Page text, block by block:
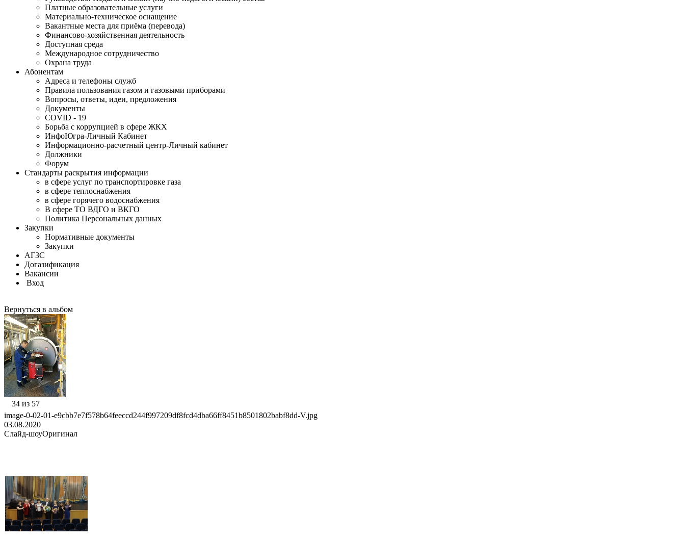
Платные образовательные услуги
Материально-техническое оснащение
Вакантные места для приёма (перевода)
Финансово-хозяйственная деятельность
Доступная среда
Международное сотрудничество
Охрана труда
Абонентам
Адреса и телефоны служб
Правила пользования газом и газовыми приборами
Вопросы, ответы, идеи, предложения
Документы
COVID - 19
Борьба с коррупцией в сфере ЖКХ
ИнфоЮгра-Личный Кабинет
Информационно-расчетный центр-Личный кабинет
Должники
Форум
Стандарты раскрытия информации
в сфере услуг по транспортировке газа
в сфере теплоснабжения
в сфере горячего водоснабжения
В сфере ТО ВДГО и ВКГО
Политика Персональных данных
Закупки
Нормативные документы
Закупки
АГЗС
Догазификация
Вакансии
Вход
Вернуться в альбом
34 из 57
image-0-02-01-e9cbb7e7f578b64feeccd244f997209df8fcd4dba66ff8451b8501802babf8dd-V.jpg
03.08.2020
Слайд-шоуОригинал